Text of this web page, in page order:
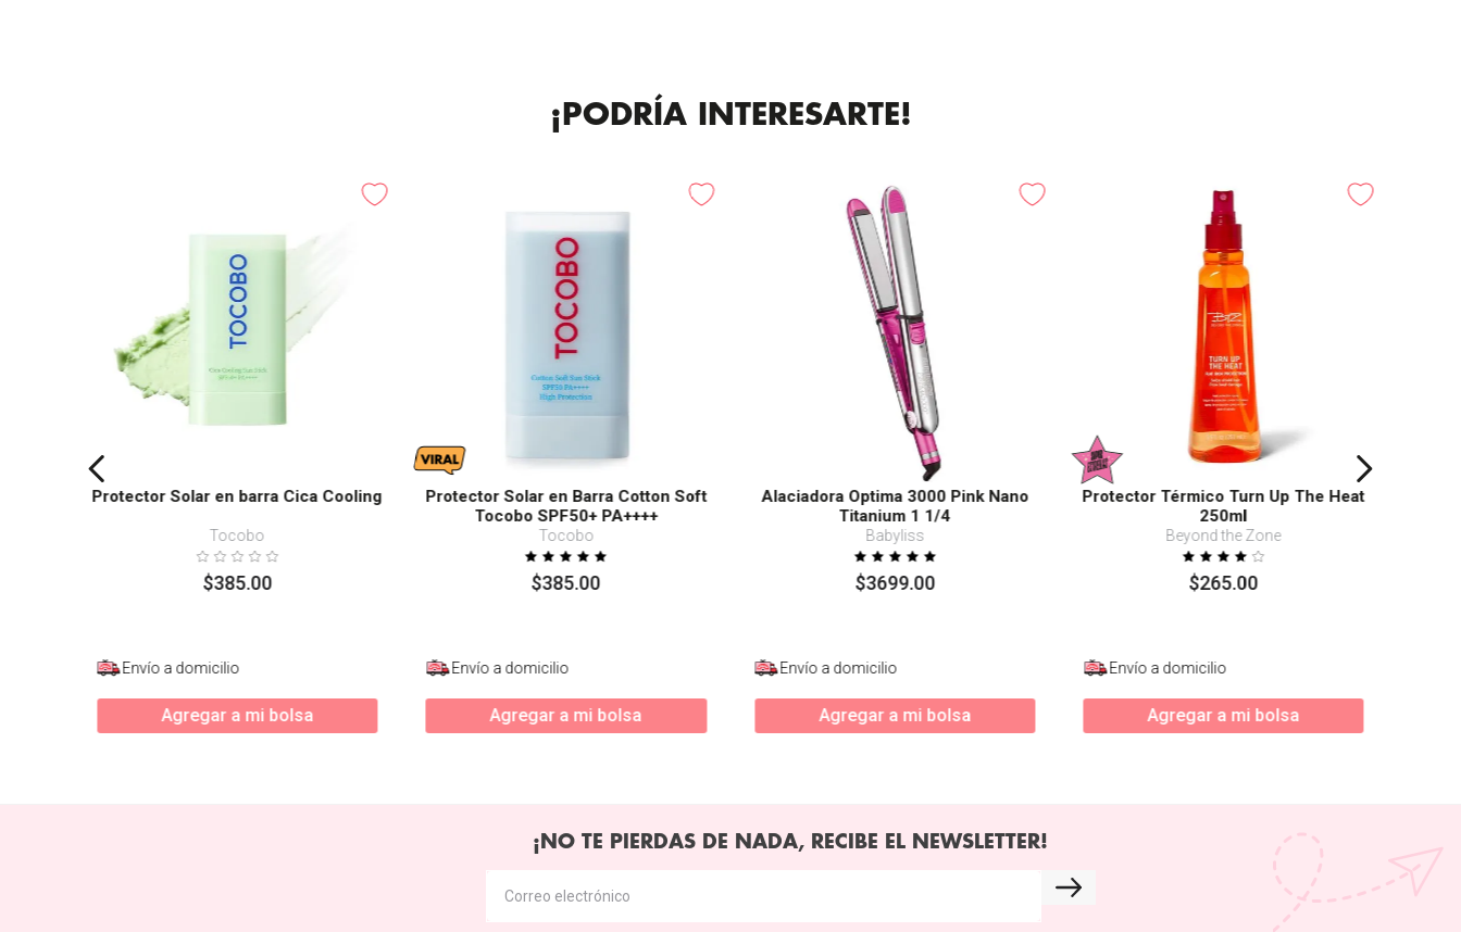
¡PODRÍA INTERESARTE!
Protector Solar en barra Cica Cooling
Tocobo
$385.00
Envío a domicilio
Agregar a mi bolsa
Protector Solar en Barra Cotton Soft
Tocobo SPF50+ PA++++
Tocobo
$385.00
Envío a domicilio
Agregar a mi bolsa
Alaciadora Optima 3000 Pink Nano
Titanium 1 1/4
Babyliss
$3699.00
Envío a domicilio
Agregar a mi bolsa
Protector Térmico Turn Up The Heat
250ml
Beyond the Zone
$265.00
Envío a domicilio
Agregar a mi bolsa
¡NO TE PIERDAS DE NADA, RECIBE EL NEWSLETTER!